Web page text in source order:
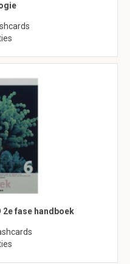
2e fase handboek